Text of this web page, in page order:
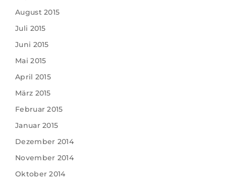
August 2015
Juli 2015
Juni 2015
Mai 2015
April 2015
März 2015
Februar 2015
Januar 2015
Dezember 2014
November 2014
Oktober 2014